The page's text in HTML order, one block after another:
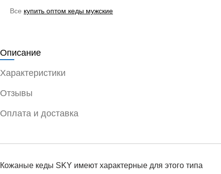
Все купить оптом кеды мужские
Описание
Характеристики
Отзывы
Оплата и доставка
Кожаные кеды SKY имеют характерные для этого типа